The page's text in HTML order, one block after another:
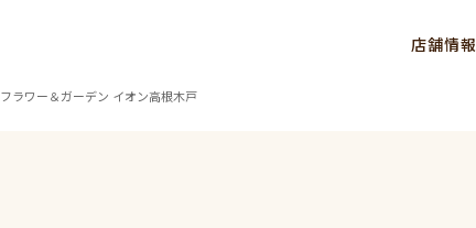
店舗情報
フラワー＆ガーデン イオン高根木戸